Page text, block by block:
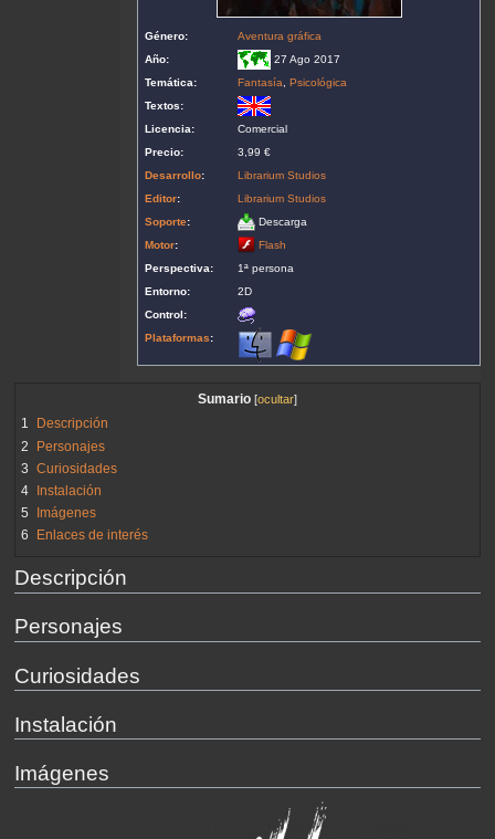
Género:
Aventura gráfica
Año:
27 Ago 2017
Temática:
Fantasía ,Psicológica
Textos:
Licencia:
Comercial
Precio:
3,99 €
Desarrollo:
Librarium Studios
Editor:
Librarium Studios
Soporte:
Descarga
Motor:
Flash
Perspectiva:
1ª persona
Entorno:
2D
Control:
Plataformas:
Sumario
1
Descripción
2
Personajes
3 Curiosidades
4
Instalación
5
Imágenes
6
Enlaces de interés
Descripción
Personajes
Curiosidades
Instalación
Imágenes